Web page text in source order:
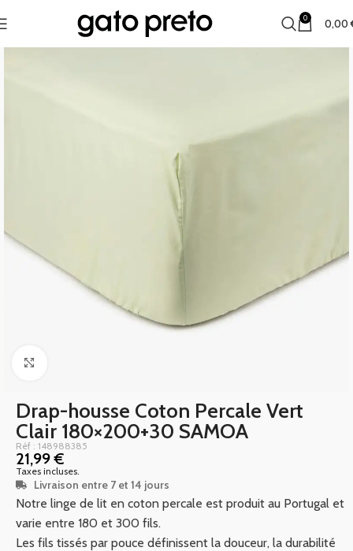
0 0,00
Drap-housse Coton Percale Vert
Clair 180×200+30 SAMOA
Réf : 148988385
21,99€
Taxes incluses.
Livraison entre 7 et 14 jours
Notre linge de lit en coton percale est produit au Portugal et
varie entre 180 et 300 fils.
Les fils tissés par pouce définissent la douceur, la durabilité